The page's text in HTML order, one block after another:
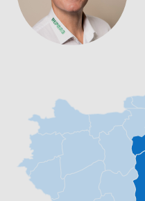
További információkat